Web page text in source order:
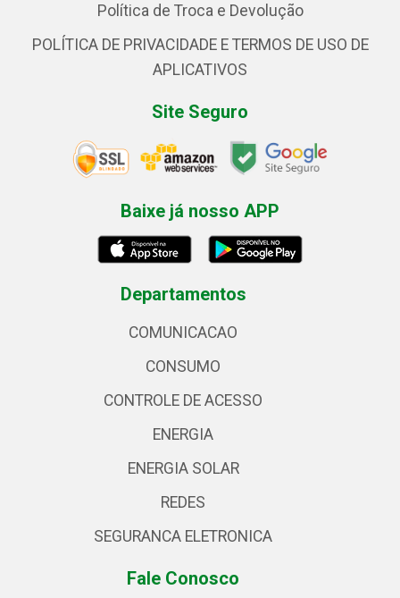
Política de Troca e Devolução
POLÍTICA DE PRIVACIDADE E TERMOS DE USO DE
APLICATIVOS
Site Seguro
Baixe já nosso APP
Departamentos
COMUNICACAO
CONSUMO
CONTROLE DE ACESSO
ENERGIA
ENERGIA SOLAR
REDES
SEGURANCA ELETRONICA
Fale Conosco